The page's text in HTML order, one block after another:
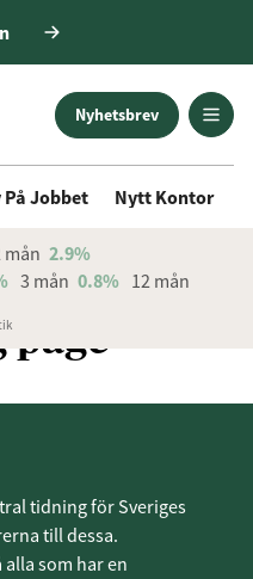
Nyhetsbrev
På Jobbet Nytt Kontor
mån 2.9%
3 mån 0.8% 12 mån
page
tidning för Sveriges
till dessa.
som har en